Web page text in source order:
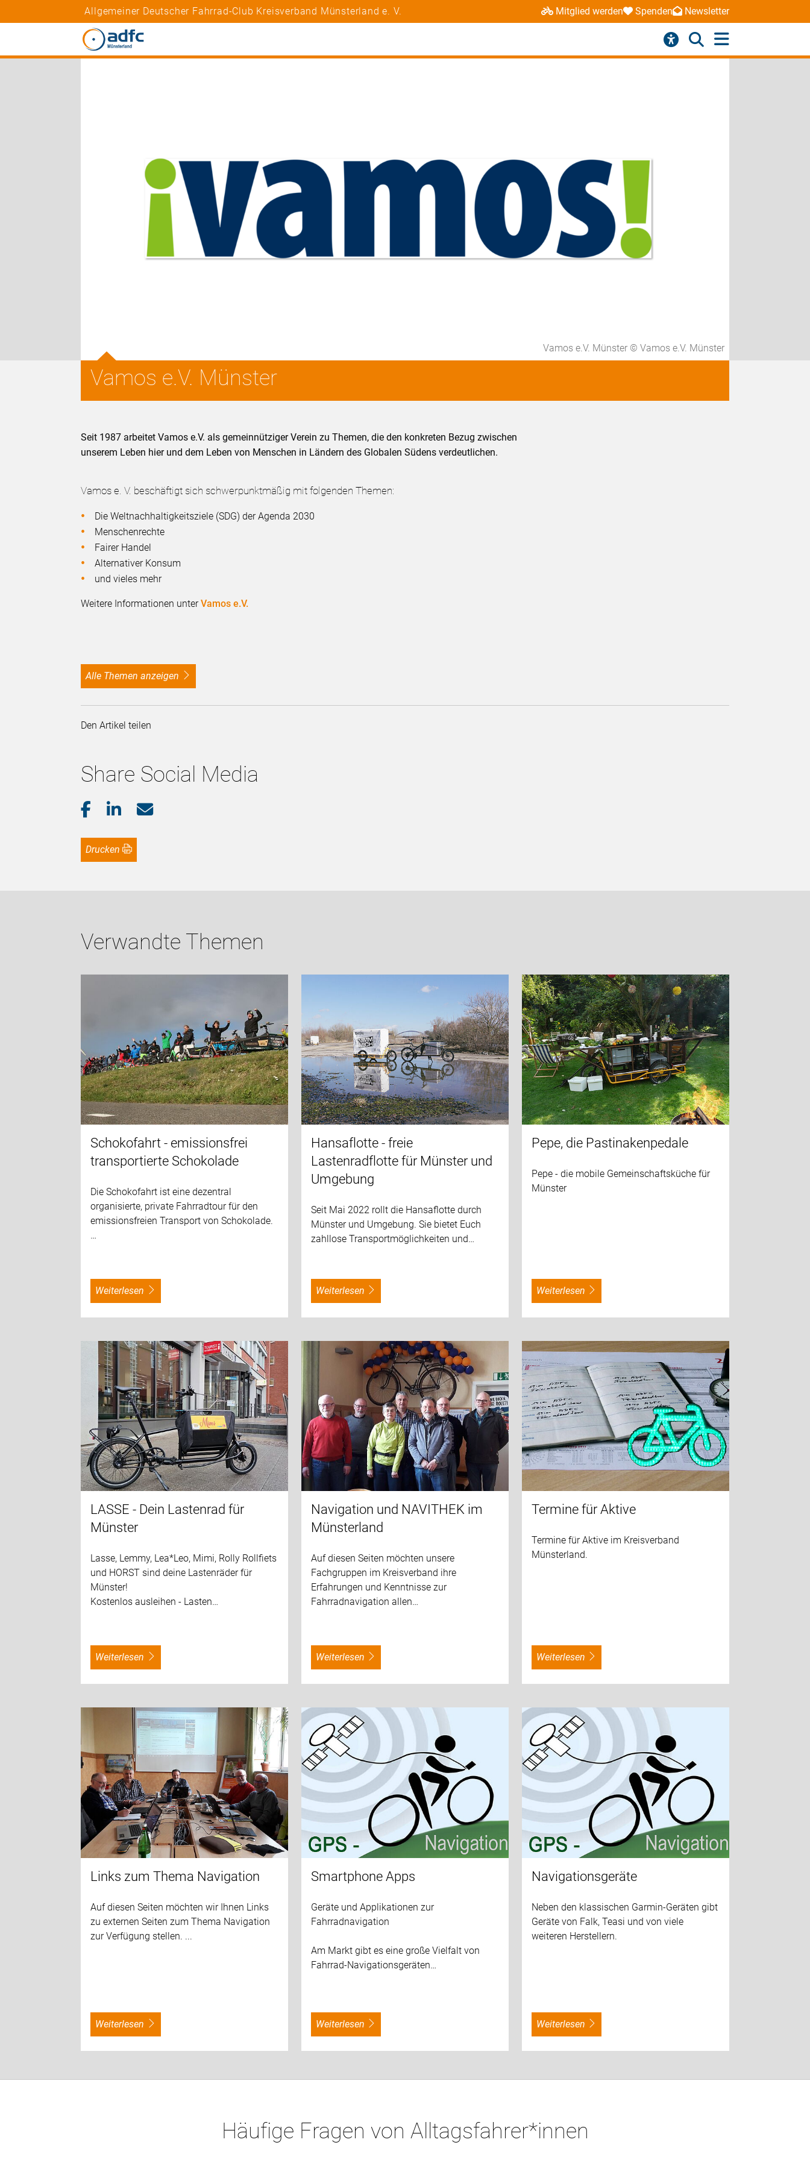
Allgemeiner Deutscher Fahrrad-Club Kreisverband Münsterland e. V. Mitglied werden Spenden Newsletter
Vamos e.V. Münster © Vamos e.V. Münster
Vamos e.V. Münster
Seit 1987 arbeitet Vamos e.V. als gemeinnütziger Verein zu Themen, die den konkreten Bezug zwischen
unserem Leben hier und dem Leben von Menschen in Ländern des Globalen Südens verdeutlichen.
Vamos e. V. beschäftigt sich schwerpunktmäßig mit folgenden Themen:
Die Weltnachhaltigkeitsziele (SDG) der Agenda 2030
Menschenrechte
Fairer Handel
Alternativer Konsum
und vieles mehr
Weitere Informationen unterVamos e.V.
alle Themen anzeigen
Den Artikel teilen
Share Social Media
Drucken
Verwandte Themen
Schokofahrt - emissionsfrei
transportierte Schokolade
Die Schokofahrt ist eine dezentral
organisierte, private Fahrradtour für den
emissionsfreien Transport von Schokolade.
…
weiterlesen
Hansaflotte - freie
Lastenradflotte für Münster und
Umgebung
Seit Mai 2022 rollt die Hansaflotte durch
Münster und Umgebung. Sie bietet Euch
zahllose Transportmöglichkeiten und…
weiterlesen
Pepe, die Pastinakenpedale
Pepe - die mobile Gemeinschaftsküche für
Münster
weiterlesen
LASSE - Dein Lastenrad für
Münster
Lasse, Lemmy, Lea*Leo, Mimi, Rolly Rollfiets
und HORST sind deine Lastenräder für
Münster!
Kostenlos ausleihen - Lasten…
weiterlesen
Navigation und NAVITHEK im
Münsterland
Auf diesen Seiten möchten unsere
Fachgruppen im Kreisverband ihre
Erfahrungen und Kenntnisse zur
Fahrradnavigation allen…
weiterlesen
Termine für Aktive
Termine für Aktive im Kreisverband
Münsterland.
weiterlesen
Links zum Thema Navigation
Auf diesen Seiten möchten wir Ihnen Links
zu externen Seiten zum Thema Navigation
zur Verfügung stellen. ...
weiterlesen
Smartphone Apps
Geräte und Applikationen zur
Fahrradnavigation
Am Markt gibt es eine große Vielfalt von
Fahrrad-Navigationsgeräten…
weiterlesen
Navigationsgeräte
Neben den klassischen Garmin-Geräten gibt
Geräte von Falk, Teasi und von viele
weiteren Herstellern.
weiterlesen
Häufige Fragen von Alltagsfahrer*innen